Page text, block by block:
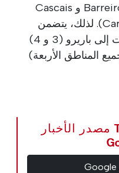
البلدي بشكل مباشر: Barreiro (TBC) و Cascais
(MobiCascais) ولشبونة (Carris). لذلك، يتضمن
Carris Metropolitana وصلات إلى باريرو (3 و 4)
اجعل The Portugal News مصدر الأخبار